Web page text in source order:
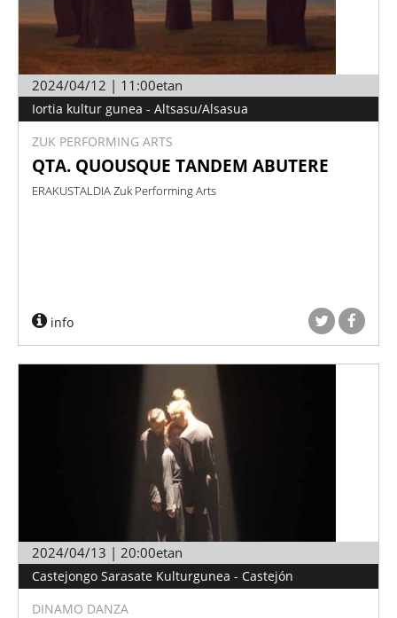
2024/04/12 | 11:00etan
Iortia kultur gunea - Altsasu/Alsasua
ZUK PERFORMING ARTS
QTA. QUOUSQUE TANDEM ABUTERE
ERAKUSTALDIA Zuk Performing Arts
info
2024/04/13 | 20:00etan
Castejongo Sarasate Kulturgunea - Castejón
DINAMO DANZA